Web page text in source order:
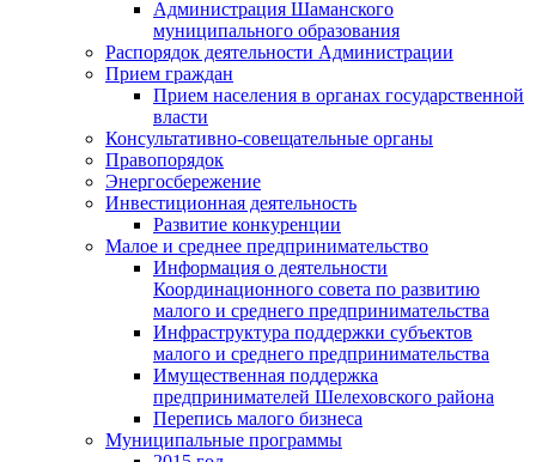
Администрация Шаманского
муниципального образования
Распорядок деятельности Администрации
Прием граждан
Прием населения в органах государственной
власти
Консультативно-совещательные органы
Правопорядок
Энергосбережение
Инвестиционная деятельность
Развитие конкуренции
Малое и среднее предпринимательство
Информация о деятельности
Координационного совета по развитию
малого и среднего предпринимательства
Инфраструктура поддержки субъектов
малого и среднего предпринимательства
Имущественная поддержка
предпринимателей Шелеховского района
Перепись малого бизнеса
Муниципальные программы